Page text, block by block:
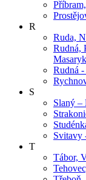
R
Ruda,
Rudná,
Rudná
S
Slaný –
Svitavy
T
Tábor,